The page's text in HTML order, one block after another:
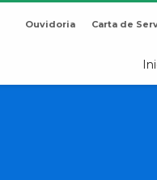
Ouvidoria Carta de